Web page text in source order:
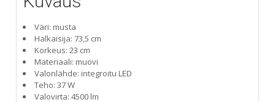
Väri: musta
Halkaisija: 73,5 cm
Korkeus: 23 cm
Materiaali: muovi
Valonlähde: integroitu LED
Teho: 37 W
Valovirta: 4500 lm